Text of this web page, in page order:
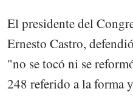
El presidente del
Ernesto Castro,
"no se tocó ni se
248 referido a la forma